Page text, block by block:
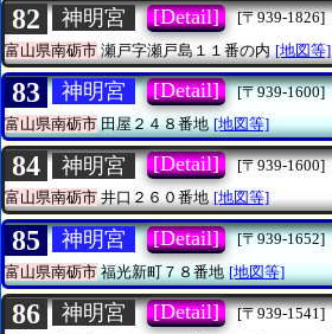
82 神明宮 [Detail]
[〒939-1826]
富山県南砺市 瀬戸字瀬戸島１１番の内 [地図等]
83 神明宮 [Detail]
[〒939-1600]
富山県南砺市田屋２４８番地 [地図等]
84 神明宮 [Detail]
[〒939-1600]
富山県南砺市井口２６０番地 [地図等]
85 神明宮 [Detail]
[〒939-1652]
富山県南砺市福光新町７８番地 [地図等]
86 神明宮 [Detail]
[〒939-1541]